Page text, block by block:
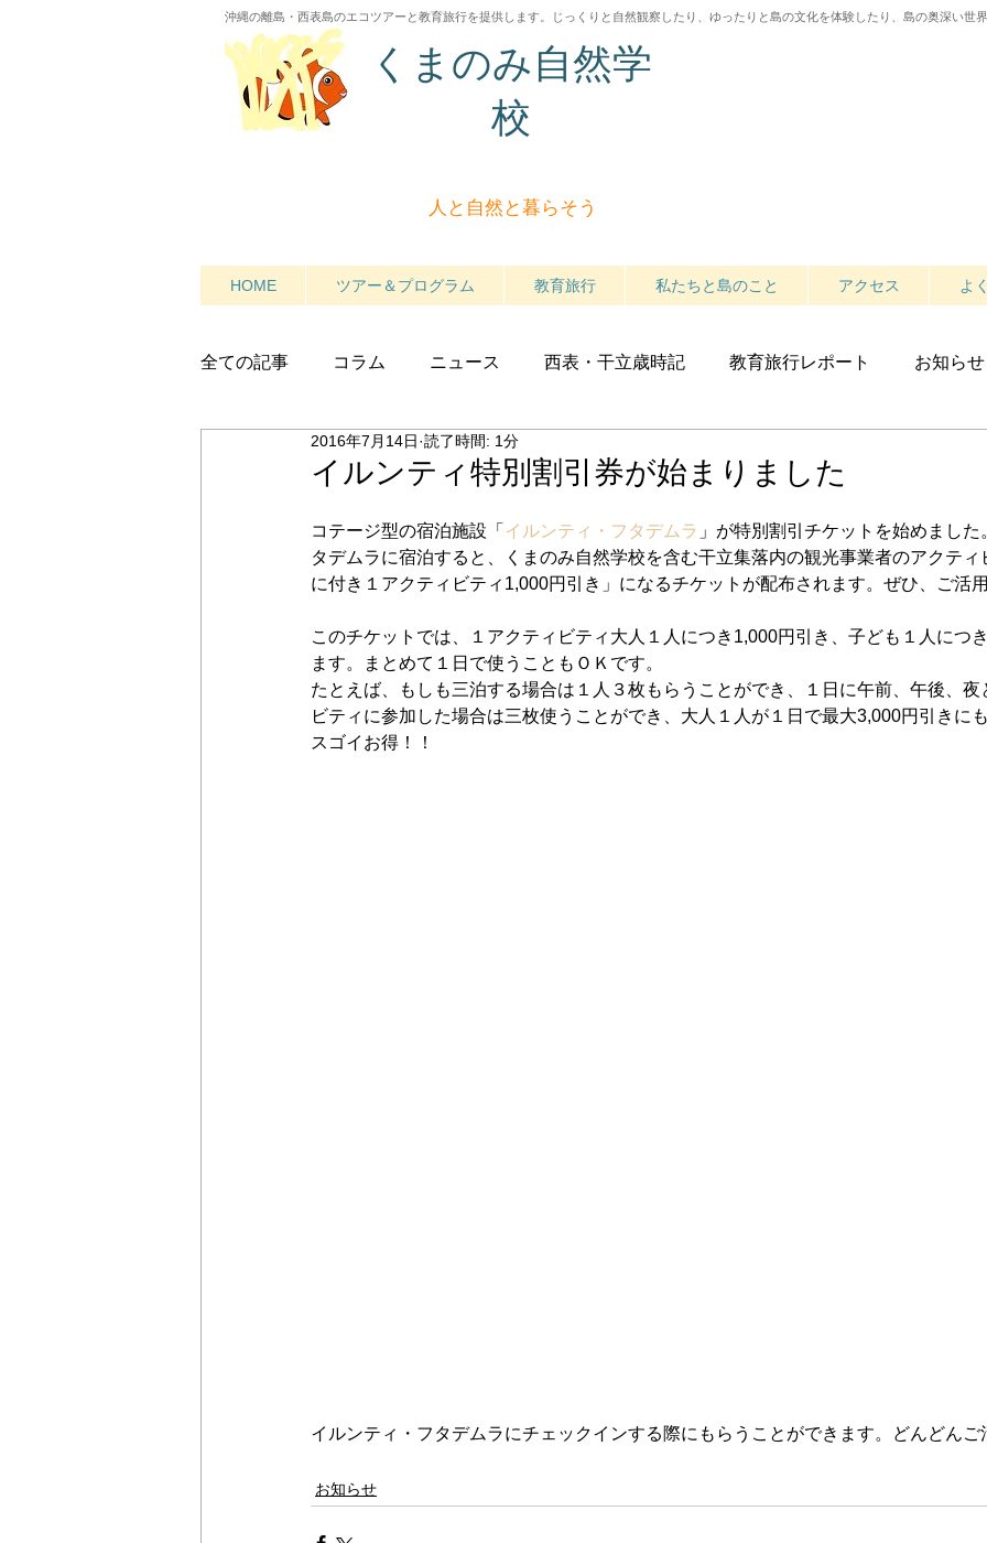
沖縄の離島・西表島のエコツアーと教育旅行を提供します。じっくりと自然観察したり、ゆったりと島の文化を体験したり 、島の奥深い世
くまのみ自然学
校
人と自然と暮らそう
HOME ツアー＆プログラム 教育旅行 私たちと島のこと アクセス よ
全ての記事 コラム ニュース 西表・干立歳時記 教育旅行レポート お知らせ
イルンティ特別割引券が始まりました
2016年7月14日 読了時間: 1分
コテージ型の宿泊施設「 イルンティ・フタデムラ 」が特別割引チケットを始めました
タデムラに宿泊すると、くまのみ自然学校を含む干立集落内の観光事業者のアクティ
に付き１アクティビティ1,000円引き」になるチケットが配布されます。ぜひ、ご活
このチケットでは、１アクティビティ大人１人につき1,000円引き、子ども１人につ
ます。まとめて１日で使うこともＯＫです。
たとえば、もしも三泊する場合は１人３枚もらうことができ、１日に午前、午後、夜
ビティに参加した場合は三枚使うことができ、大人１人が１日で最大3,000円引きに
スゴイお得！！
イルンティ・フタデムラにチェックインする際にもらうことができます。どんどんご
お知らせ